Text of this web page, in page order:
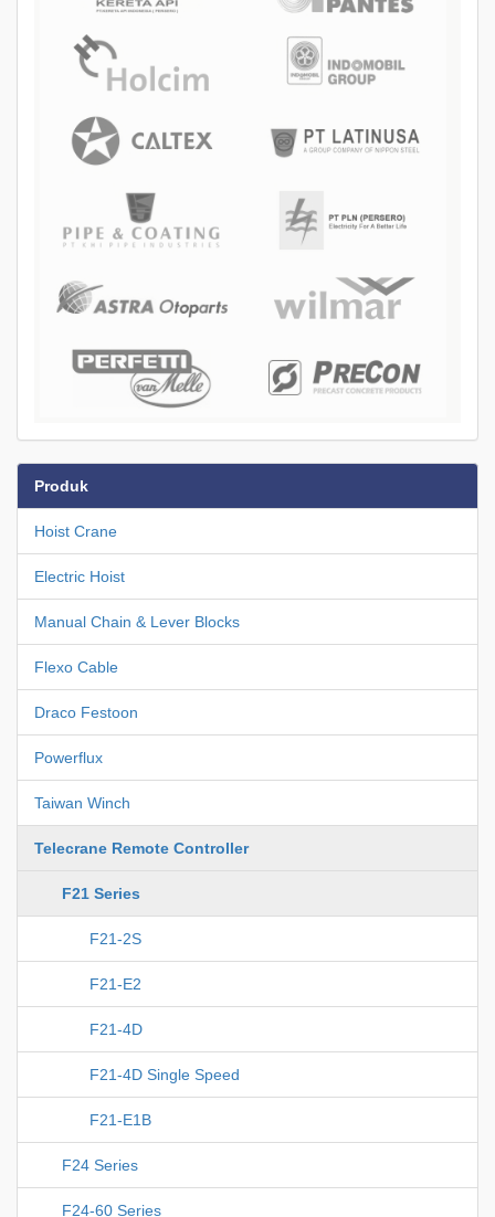
Produk
Hoist Crane
Electric Hoist
Manual Chain & Lever Blocks
Flexo Cable
Draco Festoon
Powerflux
Taiwan Winch
Telecrane Remote Controller
F21 Series
F21-2S
F21-E2
F21-4D
F21-4D Single Speed
F21-E1B
F24 Series
F24-60 Series